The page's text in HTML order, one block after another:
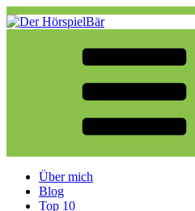
Zum
Inhalt
Der HörspielBär
Eine weitere WordPress-Website
Über mich
Blog
Top 10